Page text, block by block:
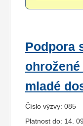
Podpora
mladé
Číslo výzvy: 085
Platnost do: 14.